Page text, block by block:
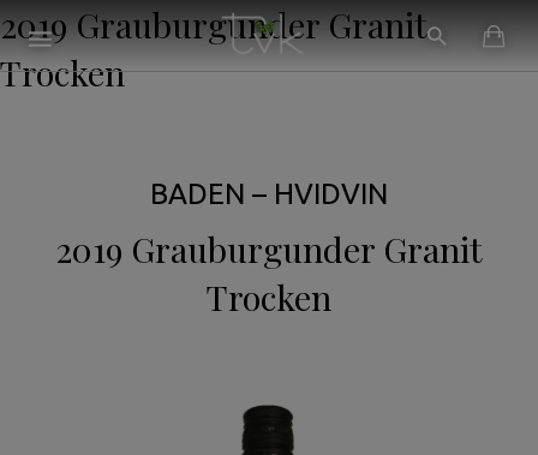
2019 Grauburgunder Granit
Trocken
BADEN – HVIDVIN
2019 Grauburgunder Granit
Trocken